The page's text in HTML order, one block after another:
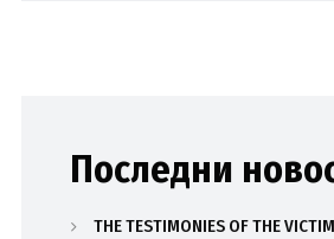
Последни
THE TESTIMONIES OF THE